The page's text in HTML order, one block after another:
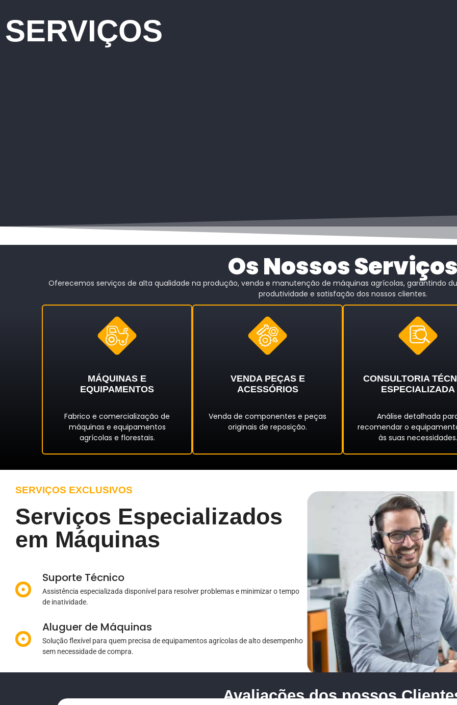
SERVIÇOS
Os Nossos
Oferecemos serviços de alta qualidade na produção, venda e manutenção de máquinas agrícolas, garantindo
produtividade e satisfação dos nossos clientes.
MÁQUINAS E
EQUIPAMENTOS
Fabrico e comercialização de
máquinas e equipamentos
agrícolas e florestais.
VENDA PEÇAS E
ACESSÓRIOS
Venda de componentes e peças
originais de reposição.
CONSULTORIA
ESPECIALIZADA
Análise detalhada
recomendar o
às suas necessidades.
SERVIÇOS EXCLUSIVOS
Serviços Especializados
em Máquinas
Suporte Técnico
Assistência especializada disponível para resolver problemas e minimizar o tempo
de inatividade.
Aluguer de Máquinas
Solução flexível para quem precisa de equipamentos agrícolas de alto desempenho
sem necessidade de compra.
Avaliações dos nossos